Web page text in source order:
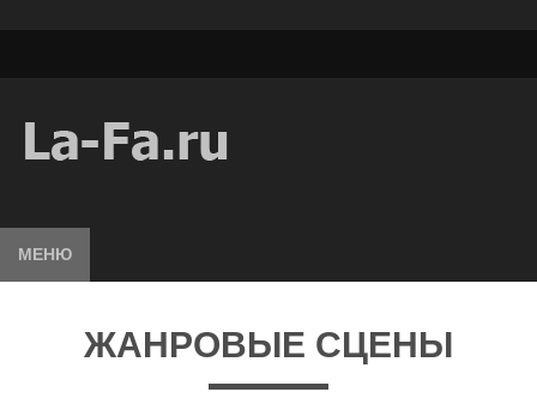
МЕНЮ
ЖАНРОВЫЕ СЦЕНЫ